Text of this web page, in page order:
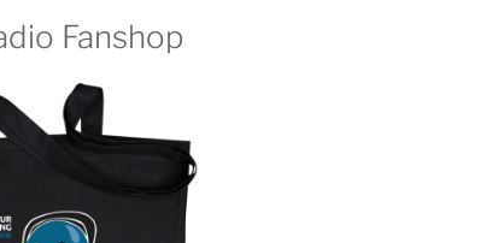
Fanshop